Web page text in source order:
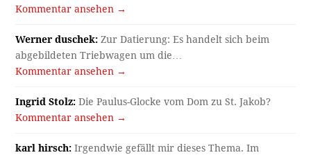
Kommentar ansehen →
Werner duschek: Zur Datierung: Es handelt sich beim
abgebildeten Triebwagen um die…
Kommentar ansehen →
Ingrid Stolz: Die Paulus-Glocke vom Dom zu St. Jakob?
Kommentar ansehen →
karl hirsch: Irgendwie gefällt mir dieses Thema. Im